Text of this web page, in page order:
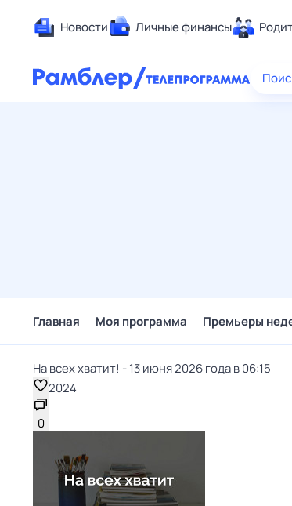
Новости Личные финансы
Главная Моя программа Премьеры
На всех хватит! - 13 июня 2026 года в 06:15
2024
0